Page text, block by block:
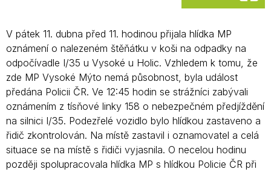
V pátek 11. dubna před 11. hodinou přijala hlídka MP
oznámení o nalezeném štěňátku v koši na odpadky na
odpočívadle I/35 u Vysoké u Holic. Vzhledem k tomu, že
zde MP Vysoké Mýto nemá působnost, byla událost
předána Policii ČR. Ve 12:45 hodin se strážníci zabývali
oznámením z tísňové linky 158 o nebezpečném předjíždění
na silnici I/35. Podezřelé vozidlo bylo hlídkou zastaveno a
řidič zkontrolován. Na místě zastavil i oznamovatel a celá
situace se na místě s řidiči vyjasnila. O necelou hodinu
později spolupracovala hlídka MP s hlídkou Policie ČR při